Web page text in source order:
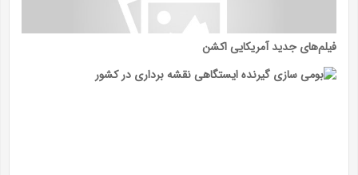
فیلم‌های جدید آمریکایی اکشن